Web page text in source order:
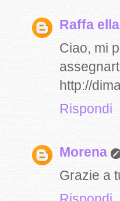
Raffa ella
Ciao, mi
http://
Rispondi
Morena
Grazie a